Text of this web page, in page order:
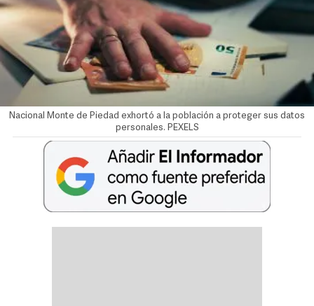
Nacional Monte de Piedad exhortó a la población a proteger sus datos
personales. PEXELS